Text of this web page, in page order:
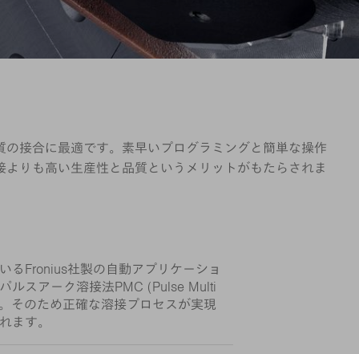
接合に最適です。素早いプログラミングと簡単な操作
りも高い生産性と品質というメリットがもたらされま
るFronius社製の自動アプリケーショ
ルスアーク溶接法PMC (Pulse Multi
そのため正確な溶接プロセスが実現
ます。